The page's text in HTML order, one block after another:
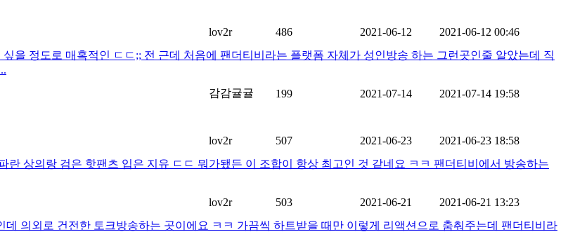
lov2r 486 2021-06-12
2021-06-12 00:46
을 정도로 매혹적인 ㄷㄷ;; 전 근데 처음에 팬더티비라는 플랫폼 자체가 성인방송 하는 그런곳인줄 알았는데 직
감감귤귤 199 2021-07-14
2021-07-14 19:58
lov2r 507 2021-06-23
2021-06-23 18:58
상의랑 검은 핫팬츠 입은 지유 ㄷㄷ 뭐가됐든 이 조합이 항상 최고인 것 같네요 ㅋㅋ 팬더티비에서 방송하는
lov2r 503 2021-06-21
2021-06-21 13:23
의외로 건전한 토크방송하는 곳이에요 ㅋㅋ 가끔씩 하트받을 때만 이렇게 리액션으로 춤춰주는데 팬더티비라